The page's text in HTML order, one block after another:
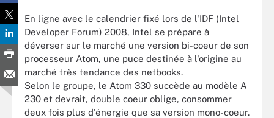
En ligne avec le calendrier fixé lors de l'IDF (Intel
Developer Forum) 2008, Intel se prépare à
déverser sur le marché une version bi-coeur de son
processeur Atom, une puce destinée à l'origine au
marché très tendance des netbooks.
Selon le groupe, le Atom 330 succède au modèle A
230 et devrait, double coeur oblige, consommer
deux fois plus d'énergie que sa version mono-coeur.